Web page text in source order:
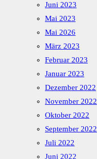
Juni 2023
Mai 2023
Mai 2026
März 2023
Februar 2023
Januar 2023
Dezember 2022
November 2022
Oktober 2022
September 2022
Juli 2022
Juni 2022